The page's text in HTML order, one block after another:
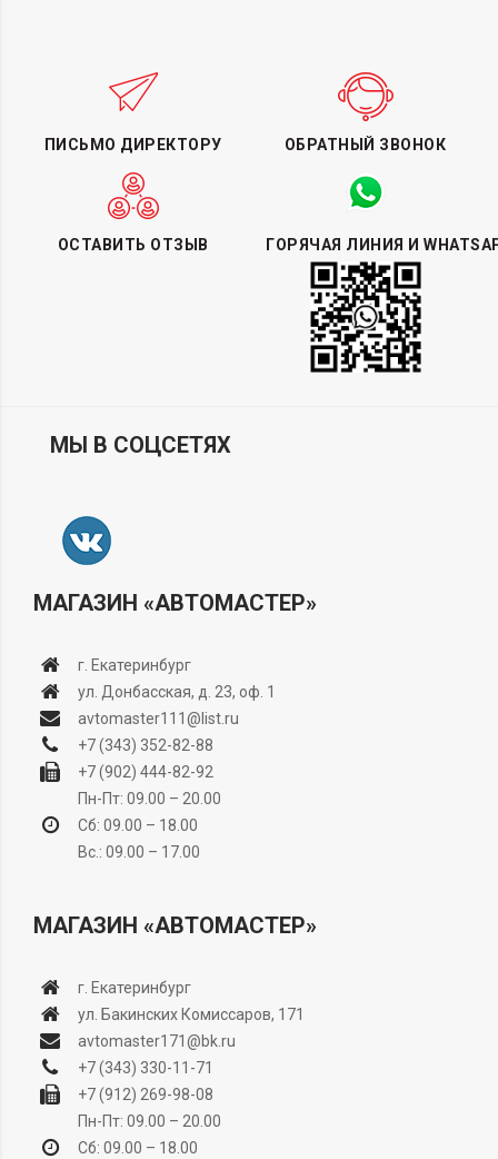
ПИСЬМО ДИРЕКТОРУ ОБРАТНЫЙ ЗВОНОК
ОСТАВИТЬ ОТЗЫВ ГОРЯЧАЯ ЛИНИЯ И
МЫ В СОЦСЕТЯХ
МАГАЗИН «АВТОМАСТЕР»
г. Екатеринбург
ул. Донбасская, д. 23, оф. 1
avtomaster111@list.ru
+7 (343) 352-82-88
+7 (902) 444-82-92
Пн-Пт: 09.00 – 20.00
Сб: 09.00 – 18.00
Вс.: 09.00 – 17.00
МАГАЗИН «АВТОМАСТЕР»
г. Екатеринбург
ул. Бакинских Комиссаров, 171
avtomaster171@bk.ru
+7 (343) 330-11-71
+7 (912) 269-98-08
Пн-Пт: 09.00 – 20.00
Сб: 09.00 – 18.00